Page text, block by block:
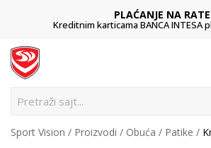
PLAĆANJE NA RATE
Kreditnim karticama BANCA INTESA
Pretraži sajt...
Sport Vision Proizvodi Obuća Patike